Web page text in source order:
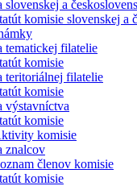
slovenskej a
komisie slovenskej a
tematickej filatelie
komisie
teritoriálnej filatelie
komisie
výstavníctva
komisie
komisie
znalcov
členov komisie
komisie